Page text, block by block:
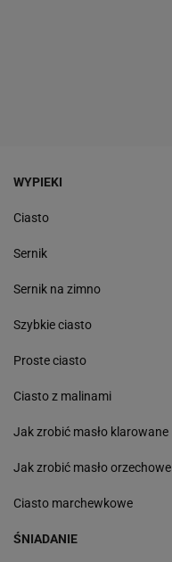
WYPIEKI
Ciasto
Sernik
Sernik na zimno
Szybkie ciasto
Proste ciasto
Ciasto z malinami
Jak zrobić masło klarowane
Jak zrobić masło orzechowe
Ciasto marchewkowe
ŚNIADANIE